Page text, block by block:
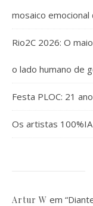
mosaico emocional
Rio2C 2026: O
o lado humano de
Festa PLOC: 21
Os artistas
Artur W em